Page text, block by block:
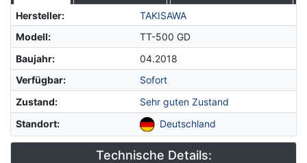
Hersteller:
TAKISAWA
Modell:
TT-500 GD
Baujahr:
04.2018
Verfügbar:
Sofort
Zustand:
Sehr guten Zustand
Standort: Deutschland
Technische Details: